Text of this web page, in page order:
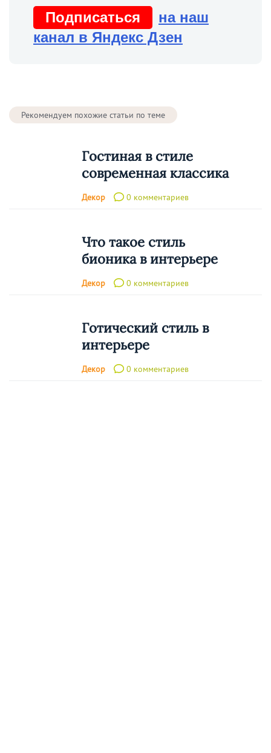
Подписаться
на наш
канал в Яндекс Дзен
Рекомендуем похожие статьи по теме
Гостиная в стиле
современная классика
Декор 0 комментариев
Что такое стиль
бионика в интерьере
Декор 0 комментариев
Готический стиль в
интерьере
Декор 0 комментариев